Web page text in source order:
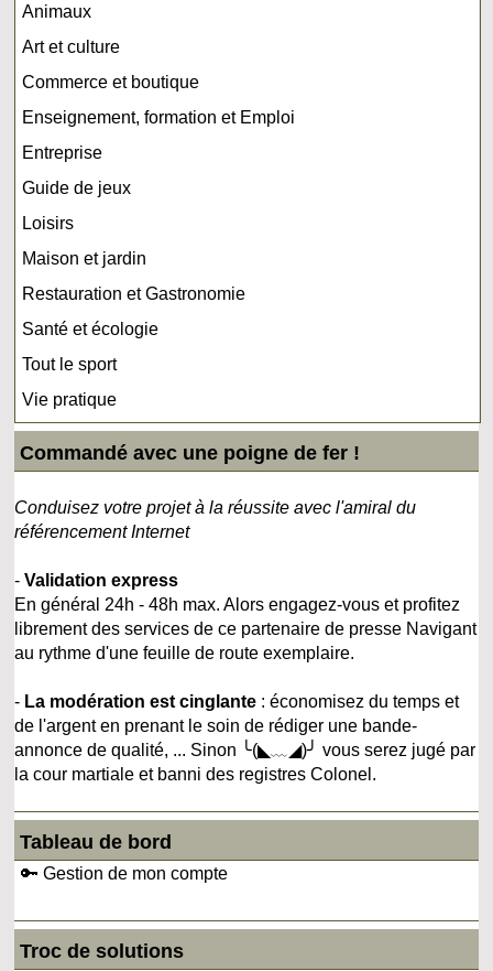
Animaux
Art et culture
Commerce et boutique
Enseignement, formation et Emploi
Entreprise
Guide de jeux
Loisirs
Maison et jardin
Restauration et Gastronomie
Santé et écologie
Tout le sport
Vie pratique
Commandé avec une poigne de fer !
Conduisez votre projet à la réussite avec l'amiral du
référencement Internet
-Validation express
En général 24h - 48h max. Alors engagez-vous et profitez
librement des services de ce partenaire de presse Navigant
au rythme d'une feuille de route exemplaire.
- La modération est cinglante : économisez du temps et
de l'argent en prenant le soin de rédiger une bande-
annonce de qualité, ... Sinon ╰(◣﹏◢)╯ vous serez jugé par
la cour martiale et banni des registres Colonel.
Tableau de bord
🔑 Gestion de mon compte
Troc de solutions